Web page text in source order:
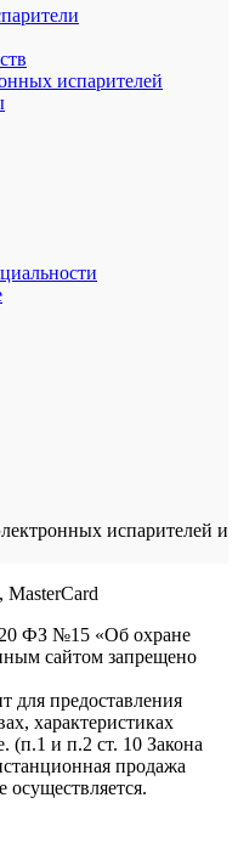
испарителей
испарителей и
ФЗ №15 «Об охране
сайтом запрещено
для предоставления
характеристиках
(п.1 и п.2 ст. 10 Закона
продажа